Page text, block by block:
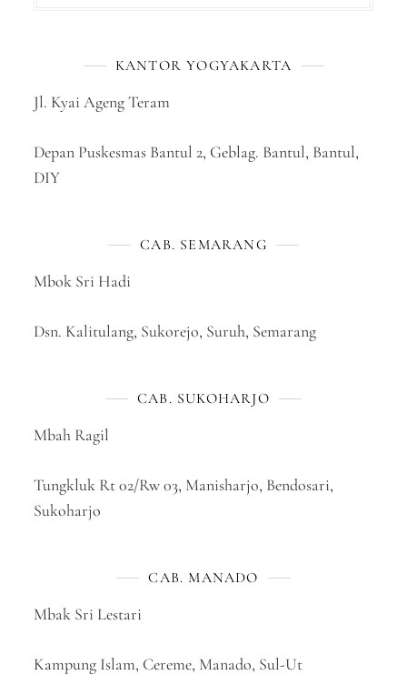
KANTOR YOGYAKARTA
Jl. Kyai Ageng Teram
Depan Puskesmas Bantul 2, Geblag. Bantul, Bantul,
DIY
CAB. SEMARANG
Mbok Sri Hadi
Dsn. Kalitulang, Sukorejo, Suruh, Semarang
CAB. SUKOHARJO
Mbah Ragil
Tungkluk Rt 02/Rw 03, Manisharjo, Bendosari,
Sukoharjo
CAB. MANADO
Mbak Sri Lestari
Kampung Islam, Cereme, Manado, Sul-Ut